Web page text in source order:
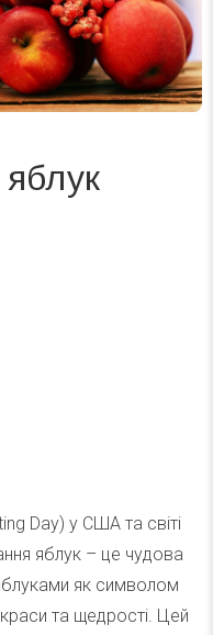
Day) у США та світі
яблук – це чудова
як символом
та щедрості. Цей